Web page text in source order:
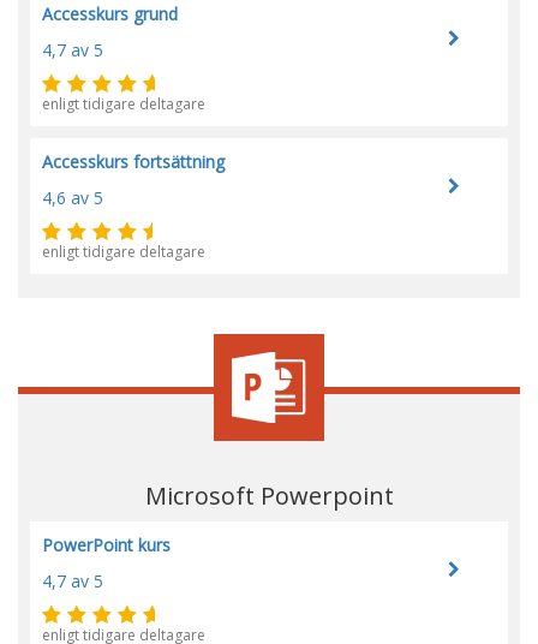
Accesskurs grund
4,7 av 5
enligt tidigare deltagare
Accesskurs fortsättning
4,6 av 5
enligt tidigare deltagare
Microsoft Powerpoint
PowerPoint kurs
4,7 av 5
enligt tidigare deltagare